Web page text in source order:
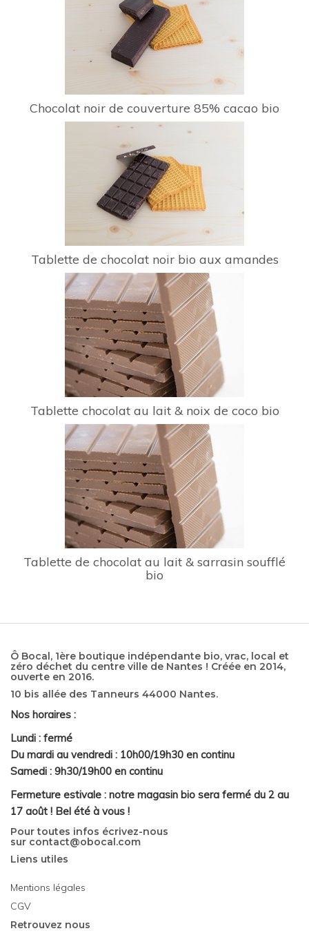
Chocolat noir de couverture 85% cacao bio
Tablette de chocolat noir bio aux amandes
Tablette chocolat au lait & noix de coco bio
Tablette de chocolat au lait & sarrasin soufflé
bio
Ô Bocal, 1ère boutique indépendante bio, vrac, local et
zéro déchet du centre ville de Nantes ! Créée en 2014,
ouverte en 2016.
10 bis allée des Tanneurs 44000 Nantes.
Nos horaires :
Lundi : fermé
Du mardi au vendredi : 10h00/19h30 en continu
Samedi : 9h30/19h00 en continu
Fermeture estivale : notre magasin bio sera fermé du 2 au
17 août ! Bel été à vous !
Pour toutes infos écrivez-nous
sur contact@obocal.com
Liens utiles
Mentions légales
CGV
Retrouvez nous